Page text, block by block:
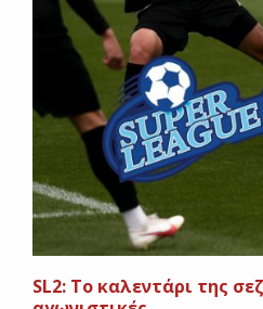
SL2: Το καλεντάρι της